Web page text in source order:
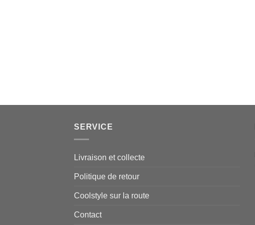
SERVICE
Livraison et collecte
Politique de retour
Coolstyle sur la route
Contact